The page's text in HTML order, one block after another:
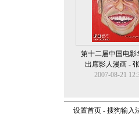
第十二届中国电影
出席影人漫画 -
2007-08-21
设置首页- 搜狗输入